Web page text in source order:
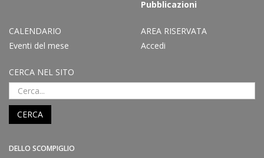
Pubblicazioni
CALENDARIO
Eventi del mese
AREA RISERVATA
Accedi
CERCA NEL SITO
CERCA
DELLO SCOMPIGLIO